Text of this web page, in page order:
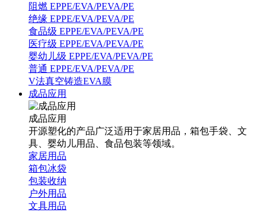
阻燃 EPPE/EVA/PEVA/PE
绝缘 EPPE/EVA/PEVA/PE
食品级 EPPE/EVA/PEVA/PE
医疗级 EPPE/EVA/PEVA/PE
婴幼儿级 EPPE/EVA/PEVA/PE
普通 EPPE/EVA/PEVA/PE
V法真空铸造EVA膜
成品应用
成品应用
开源塑化的产品广泛适用于家居用品，箱包手袋、文
具、婴幼儿用品、食品包装等领域。
家居用品
箱包冰袋
包装收纳
户外用品
文具用品